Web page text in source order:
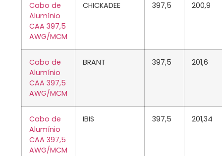
Cabo de
Alumínio
CAA 397,5
AWG/MCM
CHICKADEE 397,5 200,9
Cabo de
Alumínio
CAA 397,5
AWG/MCM
BRANT 397,5 201,6
Cabo de
Alumínio
CAA 397,5
AWG/MCM
IBIS 397,5 201,34